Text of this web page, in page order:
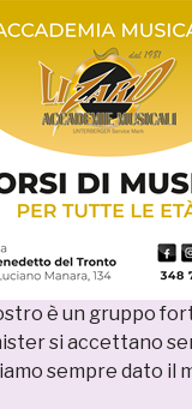
è un gruppo
si accettano
sempre dato il